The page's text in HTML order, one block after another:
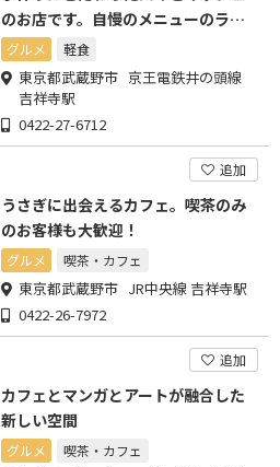
のお店です。自慢のメニューのラン
チもお手軽価格でお得です。
グルメ 軽食
東京都武蔵野市 京王電鉄井の頭線
吉祥寺駅
0422-27-6712
追加
うさぎに出会えるカフェ。喫茶のみ
のお客様も大歓迎！
グルメ 喫茶・カフェ
東京都武蔵野市 JR中央線 吉祥寺駅
0422-26-7972
追加
カフェとマンガとアートが融合した
新しい空間
グルメ 喫茶・カフェ